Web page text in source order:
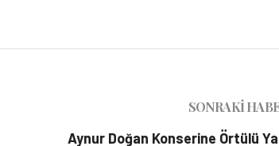
SONRAKI
Aynur Doğan Konserine Örtülü